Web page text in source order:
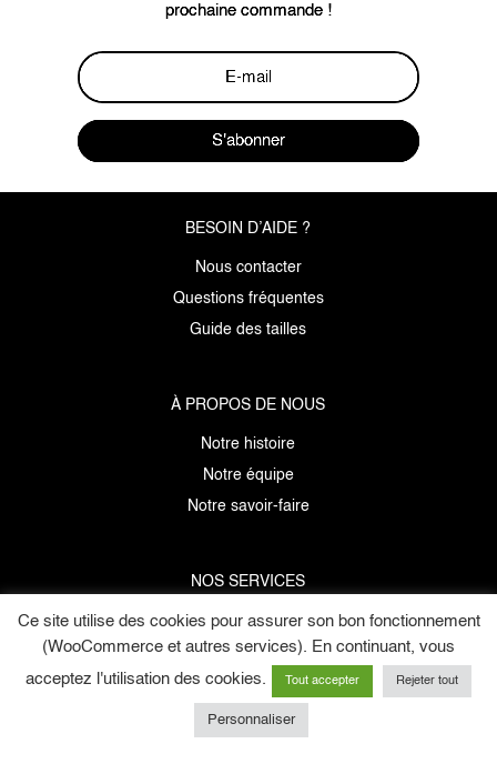
prochaine commande !
S'abonner
BESOIN D’AIDE ?
Nous contacter
Questions fréquentes
Guide des tailles
À PROPOS DE NOUS
Notre histoire
Notre équipe
Notre savoir-faire
NOS SERVICES
Données personnelles
Mentions légales
C.G.V
E-cartes cadeaux
Ce site utilise des cookies pour assurer son bon fonctionnement
(WooCommerce et autres services). En continuant, vous
acceptez l'utilisation des cookies.
Tout accepter Rejeter tout
Personnaliser